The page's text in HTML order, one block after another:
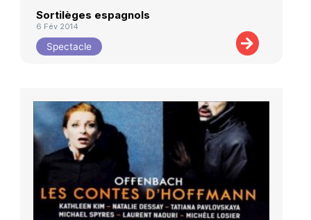
Sortilèges espagnols
6 Fév 2014
Spectacle